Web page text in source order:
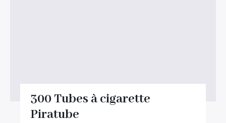
300 Tubes à cigarette
Piratube